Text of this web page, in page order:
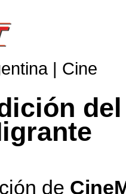
| Cine
de